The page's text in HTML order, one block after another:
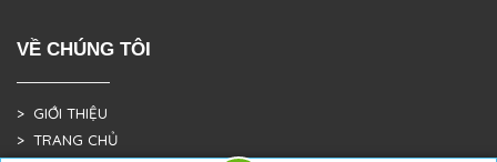
VỀ CHÚNG TÔI
> GIỚI THIỆU
> TRANG CHỦ